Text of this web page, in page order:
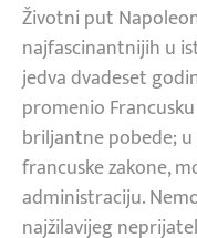
Životni put
najfascinantnijih u
jedva dvadeset
promenio
briljantne pobede;
francuske zakone,
administraciju.
najžilavijeg